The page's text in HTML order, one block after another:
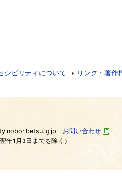
シビリティについて リンク・著作
お問い合わせ
年1月3日までを除く）